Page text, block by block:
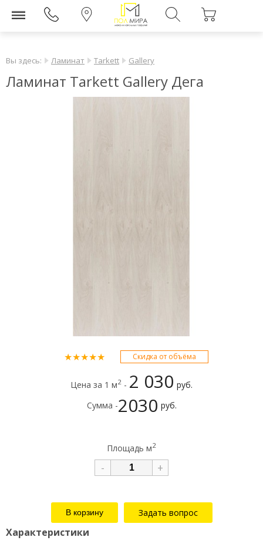
Вы здесь: Ламинат Tarkett Gallery
Ламинат Tarkett Gallery Дега
★★★★★ Скидка от объёма
Цена за 1 м2 - 2 030 руб.
Сумма -2030 руб.
Площадь м2
- +
Задать вопрос